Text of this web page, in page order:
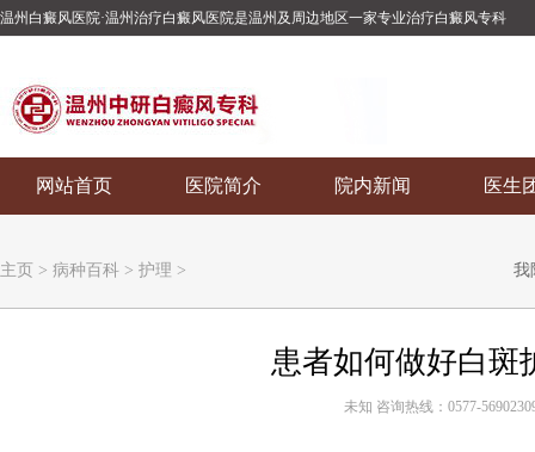
温州白癜风医院·温州治疗白癜风医院是温州及周边地区一家专业治疗白癜风专科
网站首页 医院简介 院内新闻 医生
主页 > 病种百科 > 护理 > 我
患者如何做好白斑
未知 咨询热线：0577-